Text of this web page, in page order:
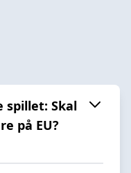
spillet: Skal
på EU?